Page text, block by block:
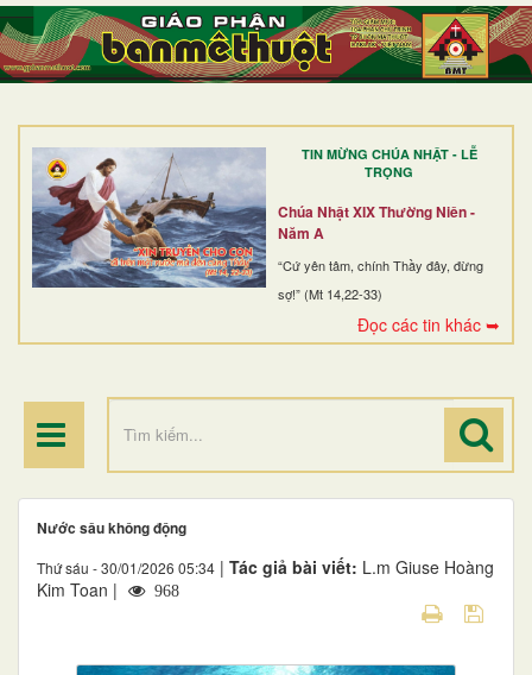
TIN MỪNG CHÚA NHẬT - LỄ
TRỌNG
Chúa Nhật XIX Thường Niên -
Năm A
“Cứ yên tâm, chính Thầy đây, đừng
sợ!” (Mt 14,22-33)
Đọc các tin khác ➥
TRANG NHẤT
GIỚI THIỆU
DÒNG TU
BAN MỤC VỤ
ĐOÀN THỂ CG
ĐIỂM HÀNH HƯƠNG
Nước sâu không động
Thứ sáu - 30/01/2026 05:34 | Tác giả bài viết: L.m Giuse Hoàng
Kim Toan |
968